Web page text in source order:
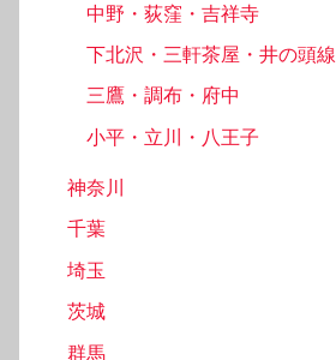
中野・荻窪・吉祥寺
下北沢・三軒茶屋・井の頭線
三鷹・調布・府中
小平・立川・八王子
神奈川
千葉
埼玉
茨城
群馬